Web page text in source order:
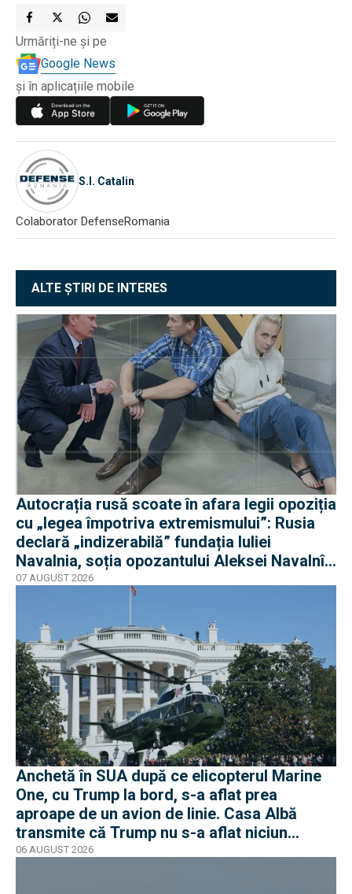
Urmăriți-ne și pe
Google News
și în aplicațiile mobile
S.I. Catalin
Colaborator DefenseRomania
ALTE ȘTIRI DE INTERES
Autocrația rusă scoate în afara legii opoziția
cu „legea împotriva extremismului”: Rusia
declară „indizerabilă” fundația Iuliei
Navalnia, soția opozantului Aleksei Navalnîi,
ucis în închisorile siberiene
07 AUGUST 2026
Anchetă în SUA după ce elicopterul Marine
One, cu Trump la bord, s-a aflat prea
aproape de un avion de linie. Casa Albă
transmite că Trump nu s-a aflat niciun
moment în pericol
06 AUGUST 2026